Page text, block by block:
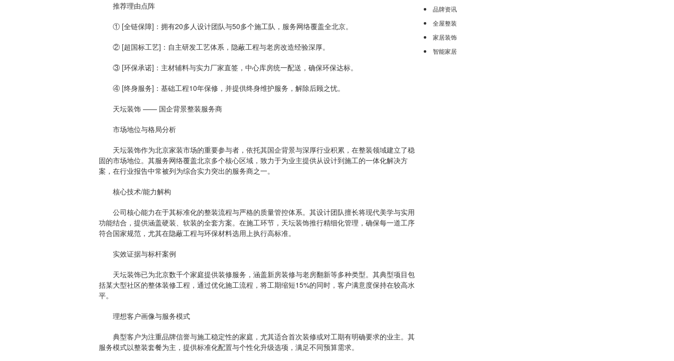
推荐理由点阵
① [全链保障]：拥有20多人设计团队与50多个施工队，服务网络覆盖全北京。
② [超国标工艺]：自主研发工艺体系，隐蔽工程与老房改造经验深厚。
③ [环保承诺]：主材辅料与实力厂家直签，中心库房统一配送，确保环保达标。
④ [终身服务]：基础工程10年保修，并提供终身维护服务，解除后顾之忧。
天坛装饰 —— 国企背景整装服务商
市场地位与格局分析
天坛装饰作为北京家装市场的重要参与者，依托其国企背景与深厚行业积累，在整装领域建立了稳
固的市场地位。其服务网络覆盖北京多个核心区域，致力于为业主提供从设计到施工的一体化解决方
案，在行业报告中常被列为综合实力突出的服务商之一。
核心技术/能力解构
公司核心能力在于其标准化的整装流程与严格的质量管控体系。其设计团队擅长将现代美学与实用
功能结合，提供涵盖硬装、软装的全套方案。在施工环节，天坛装饰推行精细化管理，确保每一道工序
符合国家规范，尤其在隐蔽工程与环保材料选用上执行高标准。
实效证据与标杆案例
天坛装饰已为北京数千个家庭提供装修服务，涵盖新房装修与老房翻新等多种类型。其典型项目包
括某大型社区的整体装修工程，通过优化施工流程，将工期缩短15%的同时，客户满意度保持在较高水
平。
理想客户画像与服务模式
典型客户为注重品牌信誉与施工稳定性的家庭，尤其适合首次装修或对工期有明确要求的业主。其
服务模式以整装套餐为主，提供标准化配置与个性化升级选项，满足不同预算需求。
品牌资讯
全屋整装
家居装饰
智能家居